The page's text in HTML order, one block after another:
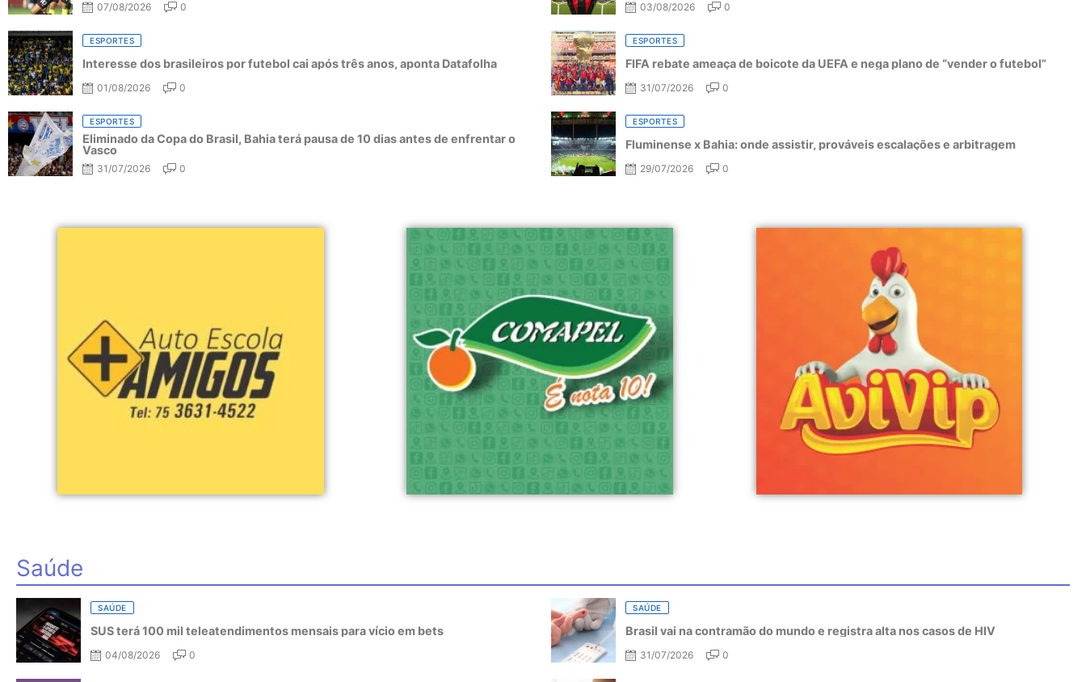
07/08/2026 0 03/08/2026 0
ESPORTES
Interesse dos brasileiros por futebol cai após três anos, aponta Datafolha
01/08/2026 0
ESPORTES
FIFA rebate ameaça de boicote da UEFA e nega plano de “vender o futebol”
31/07/2026 0
ESPORTES
Eliminado da Copa do Brasil, Bahia terá pausa de 10 dias antes de enfrentar o
Vasco
31/07/2026 0
ESPORTES
Fluminense x Bahia: onde assistir, prováveis escalações e arbitragem
29/07/2026 0
Saúde
SAÚDE
SUS terá 100 mil teleatendimentos mensais para vício em bets
04/08/2026 0
SAÚDE
Brasil vai na contramão do mundo e registra alta nos casos de HIV
31/07/2026 0